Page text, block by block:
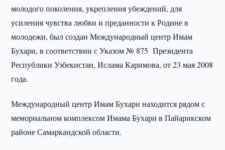
молодого поколения, укрепления убеждений, для
усиления чувства любви и преданности к Родине в
молодежи, был создан Международный центр Имам
Бухари, в соответствии с Указом № 875 Президента
Республики Узбекистан, Ислама Каримова, от 23 мая 2008
года.
Международный центр Имам Бухари находится рядом с
мемориальном комплексом Имама Бухари в Пайарикском
районе Самаркандской области.